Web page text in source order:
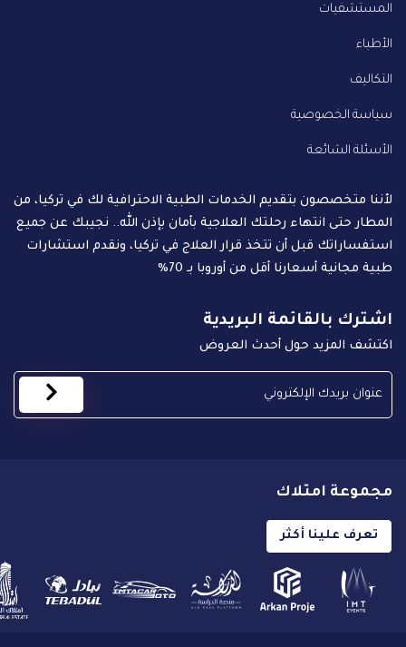
المستشفيات
الأطباء
التكاليف
سياسة الخصوصية
الأسئلة الشائعة
لأننا متخصصون بتقديم الخدمات الطبية الاحترافية لك في تركيا، من
المطار حتى انتهاء رحلتك العلاجية بأمان بإذن الله.. نجيبك عن جميع
استفساراتك قبل أن تتخذ قرار العلاج في تركيا، ونقدم استشارات
طبية مجانية أسعارنا أقل من أوروبا بـ 70%
اشترك بالقائمة البريدية
اكتشف المزيد حول أحدث العروض
مجموعة امتلاك
تعرف علينا أكثر